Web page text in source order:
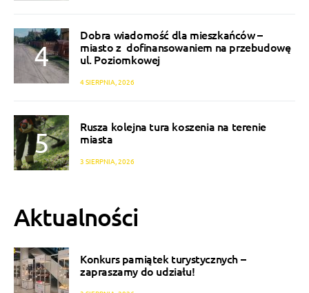
Dobra wiadomość dla mieszkańców –
miasto z dofinansowaniem na przebudowę
ul. Poziomkowej
4 SIERPNIA, 2026
Rusza kolejna tura koszenia na terenie
miasta
3 SIERPNIA, 2026
Aktualności
Konkurs pamiątek turystycznych –
zapraszamy do udziału!